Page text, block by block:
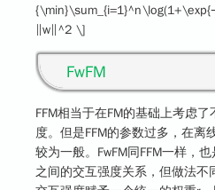
‖w‖^2 \]
FwFM
FFM相当于在FM的基础上考虑
度。但是FFM的参数过多，在离
较为一般。FwFM同FFM一样，
之间的交互强度关系，但做法不